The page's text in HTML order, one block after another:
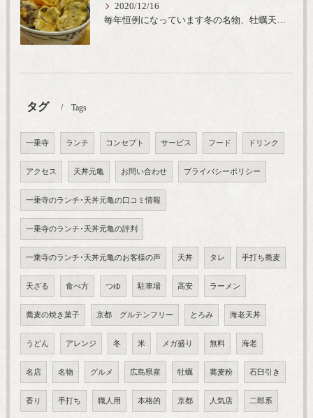
2020/12/16
タグ Tags
一乗寺 ランチ コンセプト サービス フード ドリンク
アクセス 天丼元亀 お問い合わせ プライバシーポリシー
一乗寺のランチ･天丼元亀の口コミ情報
一乗寺のランチ･天丼元亀の評判
一乗寺のランチ･天丼元亀のお客様の声 天丼 タレ 手打ち蕎麦
天ざる 食べ方 つゆ 駐車場 高安 ラーメン
蕎麦の焼き菓子 京都 グルテンフリー とろみ 海老天丼
うどん アレンジ 冬 米 メガ盛り 無料 海老
名店 名物 グルメ 広島県産 牡蠣 蕎麦粉 石臼引き
香り 手打ち 職人用 本格的 京都 人気店 二郎系